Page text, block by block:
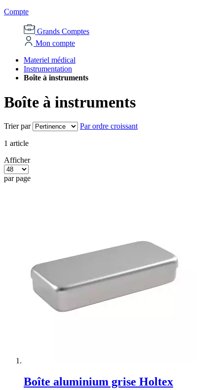
Compte
Grands Comptes
Mon compte
Materiel médical
Instrumentation
Boîte à instruments
Boîte à instruments
Trier par Par ordre croissant
1 article
Afficher
par page
Boîte aluminium grise Holtex